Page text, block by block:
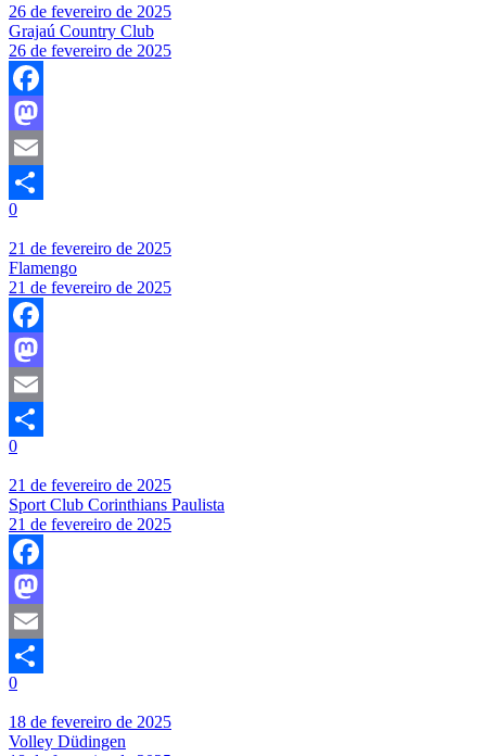
26 de fevereiro de 2025
Grajaú Country Club
26 de fevereiro de 2025
Facebook
Mastodon
Email
Share
0
21 de fevereiro de 2025
Flamengo
21 de fevereiro de 2025
Facebook
Mastodon
Email
Share
0
21 de fevereiro de 2025
Sport Club Corinthians Paulista
21 de fevereiro de 2025
Facebook
Mastodon
Email
Share
0
18 de fevereiro de 2025
Volley Düdingen